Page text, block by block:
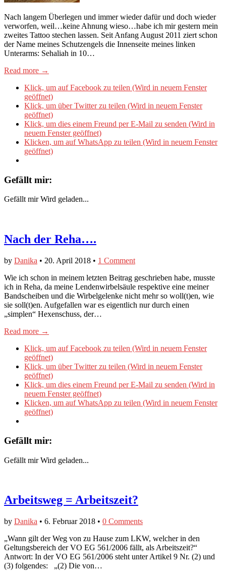
Nach langem Überlegen und immer wieder dafür und doch wieder
verworfen, weil…keine Ahnung wieso…habe ich mir gestern mein
zweites Tattoo stechen lassen. Seit Anfang August 2011 ziert schon
der Name meines Schutzengels die Innenseite meines linken
Unterarms: Sehaliah in 10…
Read more →
Klick, um auf Facebook zu teilen (Wird in neuem Fenster
geöffnet)
Klick, um über Twitter zu teilen (Wird in neuem Fenster
geöffnet)
Klick, um dies einem Freund per E-Mail zu senden (Wird in
neuem Fenster geöffnet)
Klicken, um auf WhatsApp zu teilen (Wird in neuem Fenster
geöffnet)
Gefällt mir:
Gefällt mir Wird geladen...
Nach der Reha….
by Danika • 20. April 2018 • 1 Comment
Wie ich schon in meinem letzten Beitrag geschrieben habe, musste
ich in Reha, da meine Lendenwirbelsäule respektive eine meiner
Bandscheiben und die Wirbelgelenke nicht mehr so woll(t)en, wie
sie soll(t)en. Aufgefallen war es eigentlich nur durch einen
„simplen“ Hexenschuss, der…
Read more →
Klick, um auf Facebook zu teilen (Wird in neuem Fenster
geöffnet)
Klick, um über Twitter zu teilen (Wird in neuem Fenster
geöffnet)
Klick, um dies einem Freund per E-Mail zu senden (Wird in
neuem Fenster geöffnet)
Klicken, um auf WhatsApp zu teilen (Wird in neuem Fenster
geöffnet)
Gefällt mir:
Gefällt mir Wird geladen...
Arbeitsweg = Arbeitszeit?
by Danika • 6. Februar 2018 • 0 Comments
„Wann gilt der Weg von zu Hause zum LKW, welcher in den
Geltungsbereich der VO EG 561/2006 fällt, als Arbeitszeit?“
Antwort: In der VO EG 561/2006 steht unter Artikel 9 Nr. (2) und
(3) folgendes: „(2) Die von…